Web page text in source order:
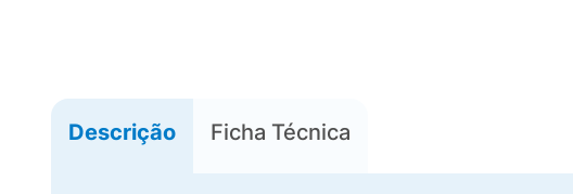
Descrição Ficha Técnica